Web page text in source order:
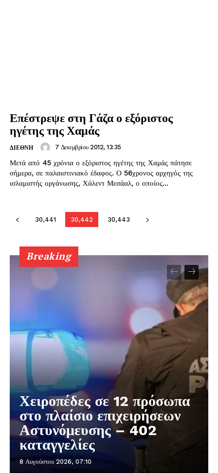
Επέστρεψε στη Γάζα ο εξόριστος
ηγέτης της Χαμάς
ΔΙΕΘΝΗ 7 Δεκεμβρίου 2012, 13:35
Μετά από 45 χρόνια ο εξόριστος ηγέτης της Χαμάς πάτησε
σήμερα, σε παλαιστινιακό έδαφος. Ο 56χρονος αρχηγός της
ισλαμιστής οργάνωσης, Χάλεντ Μεσάαλ, ο οποίος...
30,441 30,442 30,443
Breaking
Χειροπέδες σε 12 πρόσωπα
στο πλαίσιο επιχειρήσεων
Αστυνόμευσης – 402
καταγγελίες
8 Αυγούστου 2026, 07:10